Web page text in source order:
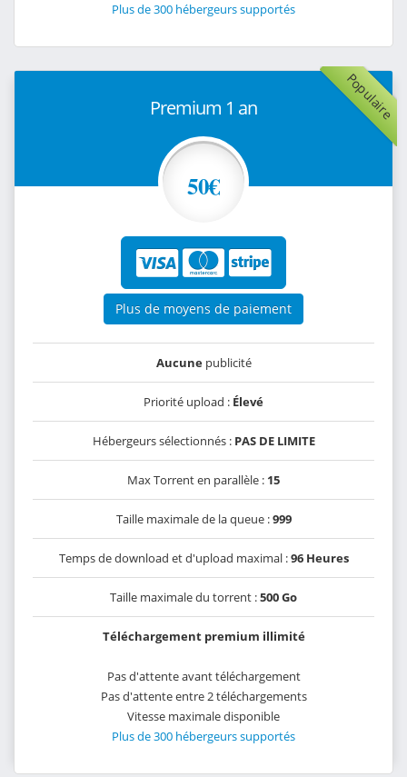
Plus de 300 hébergeurs supportés
Populaire
Premium 1 an
50€
Plus de moyens de paiement
Aucunepublicité
Priorité upload : Élevé
Hébergeurs sélectionnés : PAS DE LIMITE
Max Torrent en parallèle : 15
Taille maximale de la queue :999
Temps de download et d'upload maximal :96 Heures
Taille maximale du torrent :500 Go
Téléchargement premium illimité
Pas d'attente avant téléchargement
Pas d'attente entre 2 téléchargements
Vitesse maximale disponible
Plus de 300 hébergeurs supportés